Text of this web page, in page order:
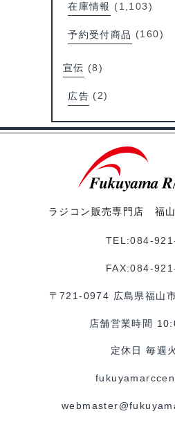
在庫情報 (1,103)
予約受付商品 (160)
宣伝 (8)
広告 (2)
ラジコン販売専門店 福
TEL:084-
FAX:084-
〒721-0974 広島県福山
店舗営業時間
定休日 毎週